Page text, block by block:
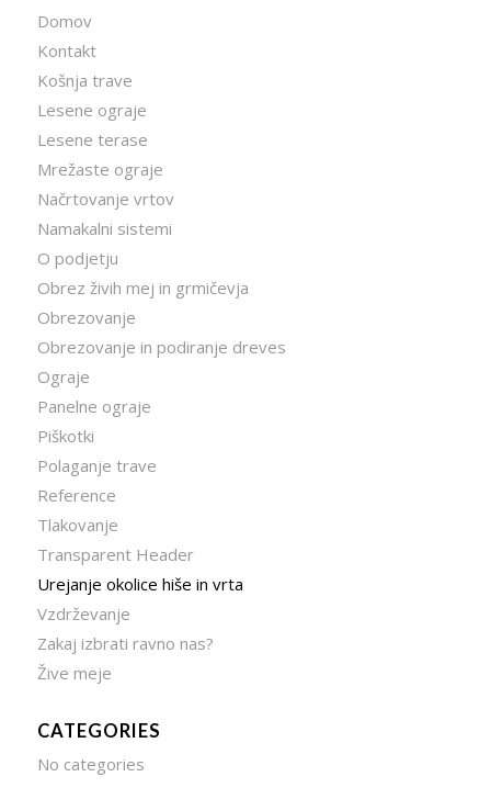
Domov
Kontakt
Košnja trave
Lesene ograje
Lesene terase
Mrežaste ograje
Načrtovanje vrtov
Namakalni sistemi
O podjetju
Obrez živih mej in grmičevja
Obrezovanje
Obrezovanje in podiranje dreves
Ograje
Panelne ograje
Piškotki
Polaganje trave
Reference
Tlakovanje
Transparent Header
Urejanje okolice hiše in vrta
Vzdrževanje
Zakaj izbrati ravno nas?
Žive meje
CATEGORIES
No categories